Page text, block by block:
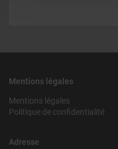
Mentions légales
Mentions légales
Politique de confidentialité
Adresse